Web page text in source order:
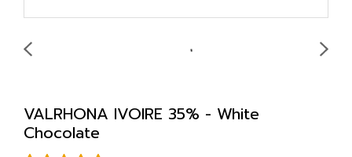
VALRHONA IVOIRE 35% - White
Chocolate